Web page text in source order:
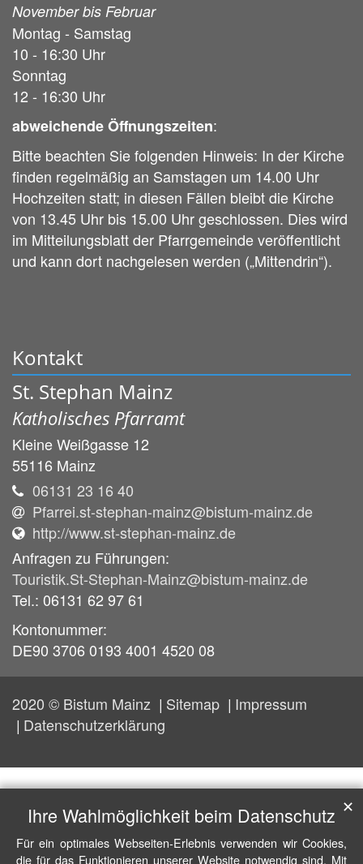
November bis Februar
Montag - Samstag
10 - 16:30 Uhr
Sonntag
12 - 16:30 Uhr
abweichende Öffnungszeiten:
Bitte beachten Sie folgenden Hinweis: In der Kirche
finden regelmäßig an Samstagen um 14.00 Uhr
Hochzeiten statt; in diesen Fällen bleibt die Kirche
von 13.45 Uhr bis 15.00 Uhr geschlossen. Dies wird
im Mitteilungsblatt der Pfarrgemeinde veröffentlicht
und kann dort nachgelesen werden („Mittendrin“).
Kontakt
St. Stephan Mainz
Katholisches Pfarramt
Kleine Weißgasse 12
55116 Mainz
06131 23 16 40
Pfarrei.st-stephan-mainz@bistum-mainz.de
http://www.st-stephan-mainz.de
Anfragen zu Führungen:
Touristik.St-Stephan-Mainz@bistum-mainz.de
Tel.: 06131 62 97 61
Kontonummer:
DE90 3706 0193 4001 4520 08
2020 © Bistum Mainz Sitemap
Impressum
Datenschutzerklärung
Ihre Wahlmöglichkeit beim Datenschutz
Für ein optimales Webseiten-Erlebnis verwenden wir Cookies,
die für das Funktionieren unserer Website notwendig sind. Mit
✕